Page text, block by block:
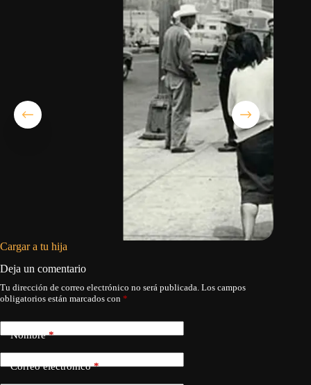
Cargar a tu hija
Deja un comentario
Tu dirección de correo electrónico no será publicada. Los campos
obligatorios están marcados con *
Nombre*
Correo electrónico*